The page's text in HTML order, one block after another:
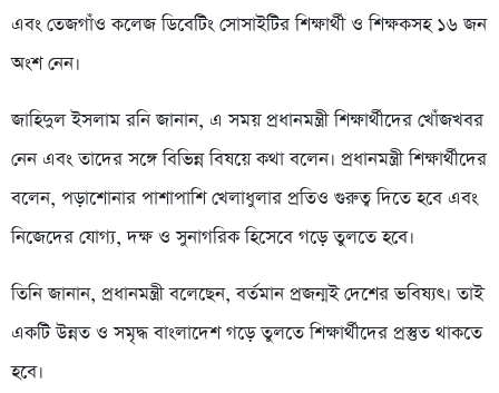
এবং তেজগাঁও কলেজ ডিবেটিং সোসাইটির শিক্ষার্থী ও শিক্ষকসহ ১৬ জন
অংশ নেন।
জাহিদুল ইসলাম রনি জানান, এ সময় প্রধানমন্ত্রী শিক্ষার্থীদের খোঁজখবর
নেন এবং তাদের সঙ্গে বিভিন্ন বিষয়ে কথা বলেন। প্রধানমন্ত্রী শিক্ষার্থীদের
বলেন, পড়াশোনার পাশাপাশি খেলাধুলার প্রতিও গুরুত্ব দিতে হবে এবং
নিজেদের যোগ্য, দক্ষ ও সুনাগরিক হিসেবে গড়ে তুলতে হবে।
তিনি জানান, প্রধানমন্ত্রী বলেছেন, বর্তমান প্রজন্মই দেশের ভবিষ্যৎ। তাই
একটি উন্নত ও সমৃদ্ধ বাংলাদেশ গড়ে তুলতে শিক্ষার্থীদের প্রস্তুত থাকতে
হবে।